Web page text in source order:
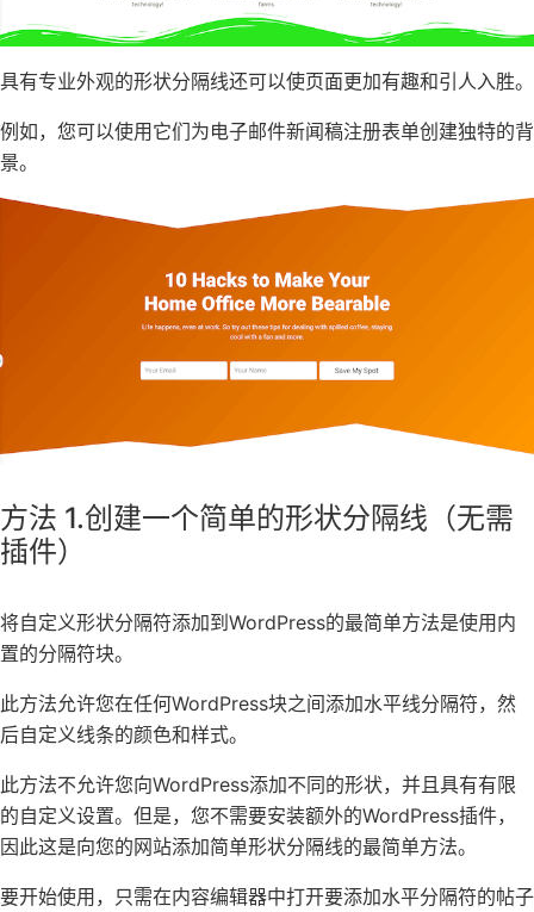
具有专业外观的形状分隔线还可以使页面更加有趣和引人入胜。
例如，您可以使用它们为电子邮件新闻稿注册表单创建独特的背
景。
方法 1.创建一个简单的形状分隔线（无需
插件）
将自定义形状分隔符添加到WordPress的最简单方法是使用内
置的分隔符块。
此方法允许您在任何WordPress块之间添加水平线分隔符，然
后自定义线条的颜色和样式。
此方法不允许您向WordPress添加不同的形状，并且具有有限
的自定义设置。但是，您不需要安装额外的WordPress插件，
因此这是向您的网站添加简单形状分隔线的最简单方法。
要开始使用，只需在内容编辑器中打开要添加水平分隔符的帖子